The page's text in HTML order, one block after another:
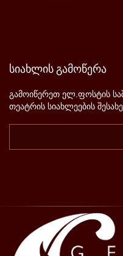
სიახლისგამოწერა
გამოიწერეთ ელ.ფოსტის
თეატრის სიახლეების